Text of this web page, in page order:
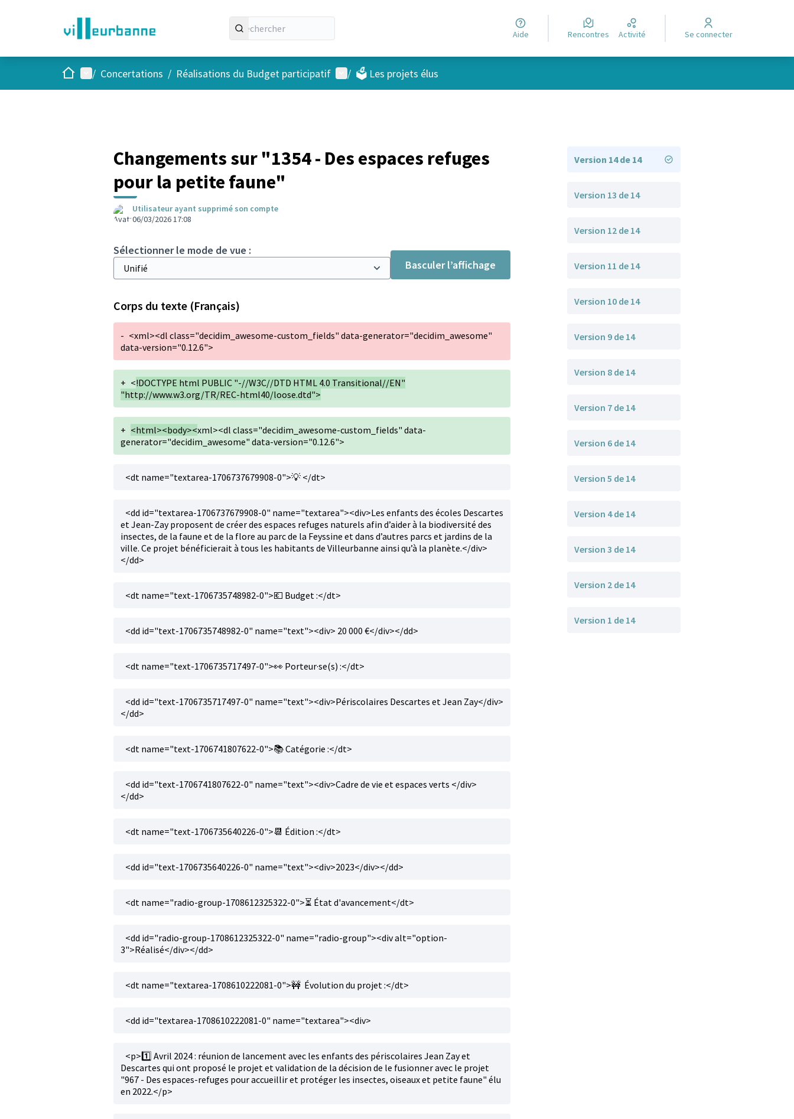
Aide Rencontres Activité Se connecter
AccueilMenu principal
/ Concertations / Réalisations du Budget participatif Menu utilisateur
/ 🗳️ Les projets élus
Changements sur "1354 - Des espaces refuges
pour la petite faune"
Utilisateur ayant supprimé son compte
06/03/2026 17:08
Sélectionner le mode de vue :
Basculer l’affichage
Corps du texte (Français)
- <xml><dl class="decidim_awesome-custom_fields" data-generator="decidim_awesome"
data-version="0.12.6">
+ <!DOCTYPE html PUBLIC "-//W3C//DTD HTML 4.0 Transitional//EN"
"http://www.w3.org/TR/REC-html40/loose.dtd">
+ <html><body><xml><dl class="decidim_awesome-custom_fields" data-
generator="decidim_awesome" data-version="0.12.6">
<dt name="textarea-1706737679908-0">💡 </dt>
<dd id="textarea-1706737679908-0" name="textarea"><div>Les enfants des écoles Descartes
et Jean-Zay proposent de créer des espaces refuges naturels afin d’aider à la biodiversité des
insectes, de la faune et de la flore au parc de la Feyssine et dans d’autres parcs et jardins de la
ville. Ce projet bénéficierait à tous les habitants de Villeurbanne ainsi qu’à la planète.</div>
</dd>
<dt name="text-1706735748982-0">💶 Budget :</dt>
<dd id="text-1706735748982-0" name="text"><div> 20 000 €</div></dd>
<dt name="text-1706735717497-0">👀 Porteur·se(s) :</dt>
<dd id="text-1706735717497-0" name="text"><div>Périscolaires Descartes et Jean Zay</div>
</dd>
<dt name="text-1706741807622-0">📚 Catégorie :</dt>
<dd id="text-1706741807622-0" name="text"><div>Cadre de vie et espaces verts </div>
</dd>
<dt name="text-1706735640226-0">📆 Édition :</dt>
<dd id="text-1706735640226-0" name="text"><div>2023</div></dd>
<dt name="radio-group-1708612325322-0">⏳ État d'avancement</dt>
<dd id="radio-group-1708612325322-0" name="radio-group"><div alt="option-
3">Réalisé</div></dd>
<dt name="textarea-1708610222081-0">🚧 Évolution du projet :</dt>
<dd id="textarea-1708610222081-0" name="textarea"><div>
<p>1️⃣ Avril 2024 : réunion de lancement avec les enfants des périscolaires Jean Zay et
Descartes qui ont proposé le projet et validation de la décision de le fusionner avec le projet
"967 - Des espaces-refuges pour accueillir et protéger les insectes, oiseaux et petite faune" élu
en 2022.</p>
Version 14 de 14
Version 13 de 14
Version 12 de 14
Version 11 de 14
Version 10 de 14
Version 9 de 14
Version 8 de 14
Version 7 de 14
Version 6 de 14
Version 5 de 14
Version 4 de 14
Version 3 de 14
Version 2 de 14
Version 1 de 14